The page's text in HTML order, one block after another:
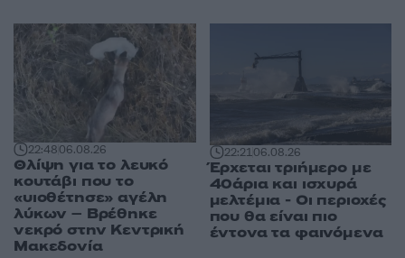
22:4806.08.26
Θλίψη για το λευκό
κουτάβι που το
«υιοθέτησε» αγέλη
λύκων – Βρέθηκε
νεκρό στην Κεντρική
Μακεδονία
22:2106.08.26
Έρχεται τριήμερο με
40άρια και ισχυρά
μελτέμια - Οι περιοχές
που θα είναι πιο
έντονα τα φαινόμενα